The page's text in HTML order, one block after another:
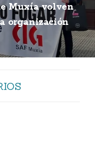
Muxía volven
organización